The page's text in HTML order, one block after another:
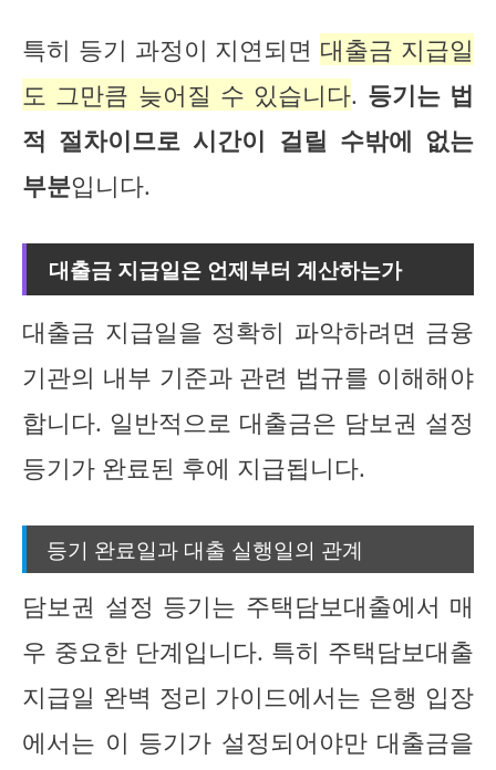
특히 등기 과정이 지연되면 대출금 지급일
도 그만큼 늦어질 수 있습니다. 등기는 법
적 절차이므로 시간이 걸릴 수밖에 없는
부분입니다.
대출금 지급일은 언제부터 계산하는가
대출금 지급일을 정확히 파악하려면 금융
기관의 내부 기준과 관련 법규를 이해해야
합니다. 일반적으로 대출금은 담보권 설정
등기가 완료된 후에 지급됩니다.
등기 완료일과 대출 실행일의 관계
담보권 설정 등기는 주택담보대출에서 매
우 중요한 단계입니다. 특히 주택담보대출
지급일 완벽 정리 가이드에서는 은행 입장
에서는 이 등기가 설정되어야만 대출금을